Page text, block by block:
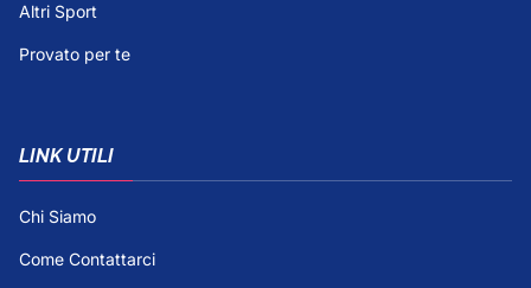
Altri Sport
Provato per te
LINK UTILI
Chi Siamo
Come Contattarci